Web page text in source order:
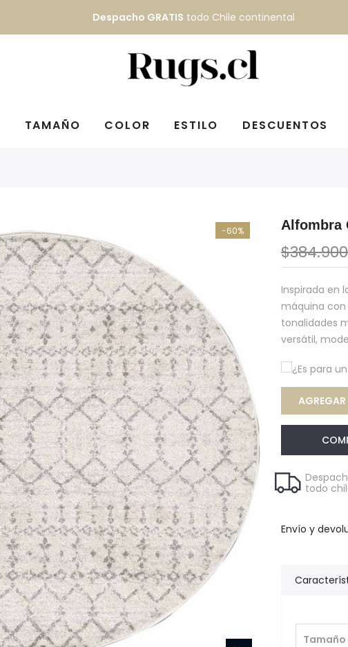
Despacho GRATIS todo Chile continental
TAMAÑO COLOR ESTILO DESCUENTOS
-60% Alfombra
$384.900
Inspirada en
máquina con
tonalidades
versátil,
¿Es para
todo
Envío y
Tamaño